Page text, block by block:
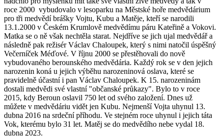
roce 2000 vybudovalo v lesoparku na Městské hoře medvědárium
pro tři medvědí brášky Vojtu, Kubu a Matěje, kteří se narodili
13.1.2000 v Českém Krumlově medvědímu páru Kateřině a Vokovi.
Matka se o ně však nechtěla starat. Nejdříve se jich ujal medvědář a
následně pak režisér Václav Chaloupek, který s nimi natočil úspěšný
Večerníček Méďové. V říjnu 2000 se přestěhovali do nově
vybudovaného berounského medvědária. Každý rok se v den jejich
narozenin koná u jejich výběhu narozeninová oslava, které se
pravidelně účastní i pan Václav Chaloupek. K 15. narozeninám
dostali medvědi své vlastní "občanské průkazy". Bylo to v roce
2015, kdy Beroun oslavil 750 let od svého založení. Dnes už
můžete v medvědáriu vidět jen Kubu. Nejmenší Vojta uhynul 13.
dubna 2016 na srdeční příhodu. Ve stejném roce uhynul i jejich táta
Vok, kterému bylo 31 let. Matěj se do medvědího nebe vydal 18.
dubna 2023.